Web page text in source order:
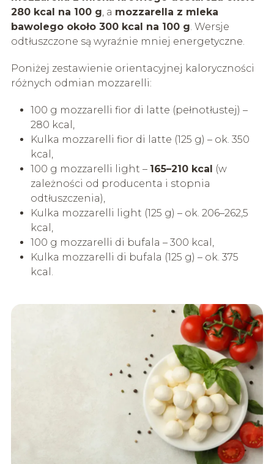
280 kcal na 100 g , a mozzarella z mleka
bawolego około 300 kcal na 100 g . Wersje
odtłuszczone są wyraźnie mniej energetyczne.
Poniżej zestawienie orientacyjnej kaloryczności
różnych odmian mozzarelli:
100 g mozzarelli fior di latte (pełnotłustej) –
280 kcal,
Kulka mozzarelli fior di latte (125 g) – ok. 350
kcal,
100 g mozzarelli light – 165–210 kcal (w
zależności od producenta i stopnia
odtłuszczenia),
Kulka mozzarelli light (125 g) – ok. 206–262,5
kcal,
100 g mozzarelli di bufala – 300 kcal,
Kulka mozzarelli di bufala (125 g) – ok. 375
kcal.